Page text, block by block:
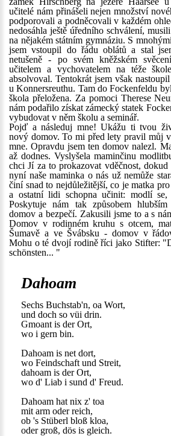
učitelé nám přinášeli nejen množství
podporovali a podněcovali v každém
nedosáhla ještě úředního schválení,
na nějakém státním gymnáziu. S
jsem vstoupil do řádu oblátů a stal
netušeně - po svém kněžském
učitelem a vychovatelem na téže
absolvoval. Tentokrát jsem však
u Konnersreuthu. Tam do Fockenfeldu
škola přeložena. Za pomoci Therese
nám podařilo získat zámecký statek
vybudovat v něm školu a seminář.
Pojď a následuj mne! Ukážu ti tvou
nový domov. To mi před lety pravil můj
mne. Opravdu jsem ten domov nalezl.
až dodnes. Vyslyšela maminčinu
chci Jí za to prokazovat vděčnost,
nyní naše maminka o nás už nemůže
činí snad to nejdůležitější, co je matka
a ostatní lidi schopna učinit: modlí se,
Poskytuje nám tak způsobem
domov a bezpečí. Zakusili jsme to a s
Domov v rodinném kruhu s otcem,
Šumavě a ve Švábsku - domov v
Mohu o té dvojí rodině říci jako Stifter:
schönsten... "
Dahoam
Sechs Buchstab'n, oa Wort,
und doch so vüi drin.
Gmoant is der Ort,
wo i gern bin.
Dahoam is net dort,
wo Feindschaft und Streit,
dahoam is der Ort,
wo d' Liab i sund d' Freud.
Dahoam hat nix z' toa
mit arm oder reich,
ob 's Stüberl bloß kloa,
oder groß, dös is gleich.